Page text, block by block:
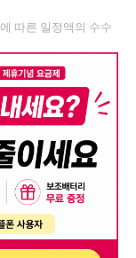
따른 일정액의 수수